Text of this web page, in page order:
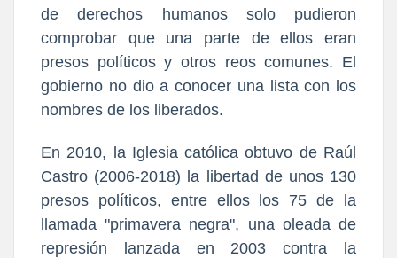
de derechos humanos solo pudieron
comprobar que una parte de ellos eran
presos políticos y otros reos comunes. El
gobierno no dio a conocer una lista con los
nombres de los liberados.
En 2010, la Iglesia católica obtuvo de Raúl
Castro (2006-2018) la libertad de unos 130
presos políticos, entre ellos los 75 de la
llamada "primavera negra", una oleada de
represión lanzada en 2003 contra la